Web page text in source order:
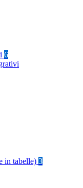
6
in tabelle) 3